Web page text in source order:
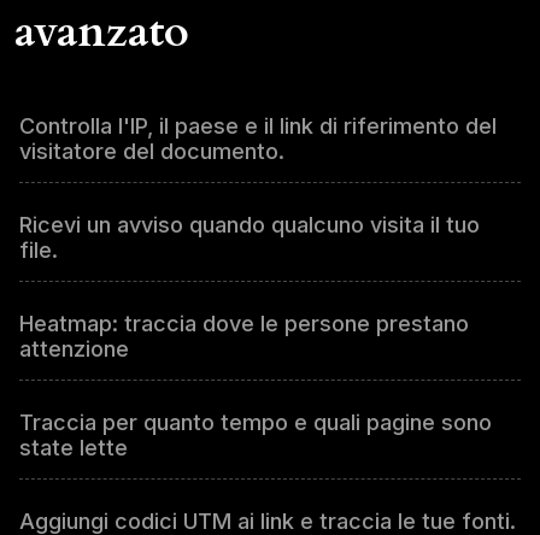
avanzato
Controlla l'IP, il paese e il link di riferimento del
visitatore del documento.
Ricevi un avviso quando qualcuno visita il tuo
file.
Heatmap: traccia dove le persone prestano
attenzione
Traccia per quanto tempo e quali pagine sono
state lette
Aggiungi codici UTM ai link e traccia le tue fonti.